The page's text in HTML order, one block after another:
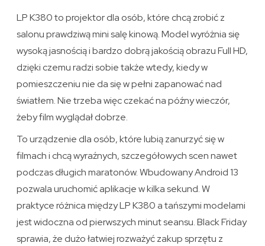
LP K380 to projektor dla osób, które chcą zrobić z
salonu prawdziwą mini salę kinową. Model wyróżnia się
wysoką jasnością i bardzo dobrą jakością obrazu Full HD,
dzięki czemu radzi sobie także wtedy, kiedy w
pomieszczeniu nie da się w pełni zapanować nad
światłem. Nie trzeba więc czekać na późny wieczór,
żeby film wyglądał dobrze.
To urządzenie dla osób, które lubią zanurzyć się w
filmach i chcą wyraźnych, szczegółowych scen nawet
podczas długich maratonów. Wbudowany Android 13
pozwala uruchomić aplikacje w kilka sekund. W
praktyce różnica między LP K380 a tańszymi modelami
jest widoczna od pierwszych minut seansu. Black Friday
sprawia, że dużo łatwiej rozważyć zakup sprzętu z